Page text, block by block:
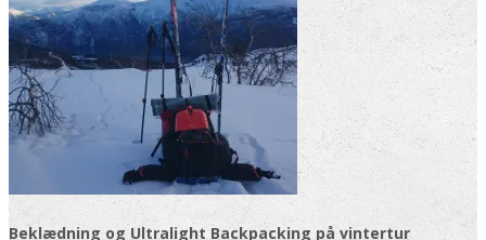
Beklædning og Ultralight Backpacking på vintertur